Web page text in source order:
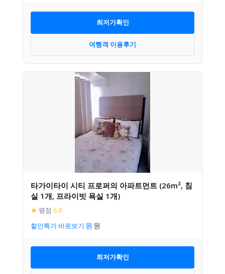
최저가확인
여행객 이용후기
타가이타이 시티 프로퍼의 아파트먼트 (26m², 침
실 1개, 프라이빗 욕실 1개)
★ 평점 6.8
할인특가 바로보기
최저가확인